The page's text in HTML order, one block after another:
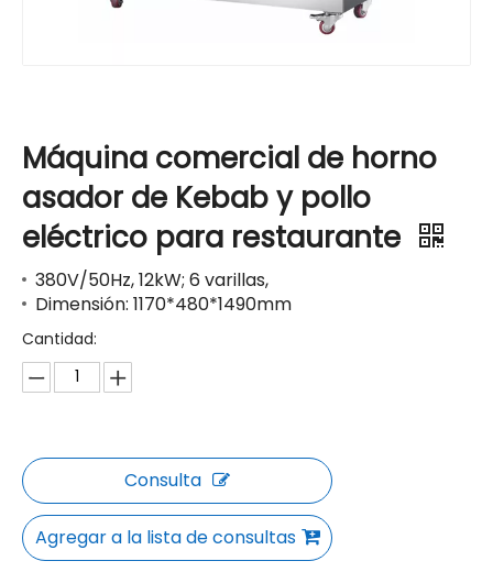
Máquina comercial de horno
asador de Kebab y pollo
eléctrico para restaurante
380V/50Hz, 12kW; 6 varillas,
Dimensión: 1170*480*1490mm
Cantidad:
Consulta
Agregar a la lista de consultas